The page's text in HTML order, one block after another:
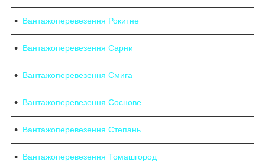
Вантажоперевезення Рокитне
Вантажоперевезення Сарни
Вантажоперевезення Смига
Вантажоперевезення Соснове
Вантажоперевезення Степань
Вантажоперевезення Томашгород